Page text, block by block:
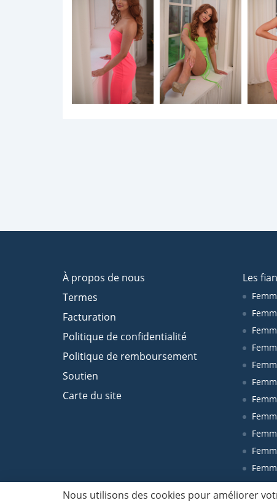
À propos de nous
Termes
Facturation
Politique de confidentialité
Politique de remboursement
Soutien
Carte du site
Les
© LadaDate 2026 Tous les droits sont réservés
Nous utilisons des cookies pour améliorer